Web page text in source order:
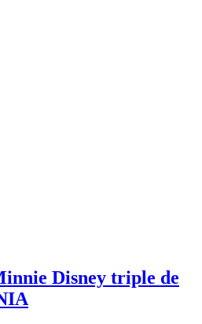
Disney triple de